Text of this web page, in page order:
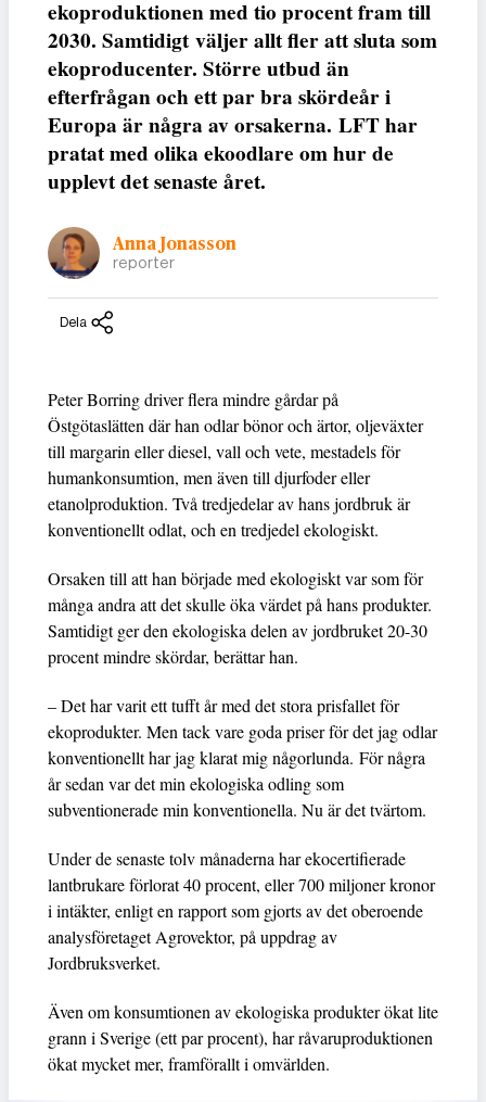
ekoproduktionen med tio procent fram till
2030. Samtidigt väljer allt fler att sluta som
ekoproducenter. Större utbud än
efterfrågan och ett par bra skördeår i
Europa är några av orsakerna. LFT har
pratat med olika ekoodlare om hur de
upplevt det senaste året.
Anna Jonasson
reporter
Dela
Peter Borring driver flera mindre gårdar på
Östgötaslätten där han odlar bönor och ärtor, oljeväxter
till margarin eller diesel, vall och vete, mestadels för
humankonsumtion, men även till djurfoder eller
etanolproduktion. Två tredjedelar av hans jordbruk är
konventionellt odlat, och en tredjedel ekologiskt.
Orsaken till att han började med ekologiskt var som för
många andra att det skulle öka värdet på hans produkter.
Samtidigt ger den ekologiska delen av jordbruket 20-30
procent mindre skördar, berättar han.
– Det har varit ett tufft år med det stora prisfallet för
ekoprodukter. Men tack vare goda priser för det jag odlar
konventionellt har jag klarat mig någorlunda. För några
år sedan var det min ekologiska odling som
subventionerade min konventionella. Nu är det tvärtom.
Under de senaste tolv månaderna har ekocertifierade
lantbrukare förlorat 40 procent, eller 700 miljoner kronor
i intäkter, enligt en rapport som gjorts av det oberoende
analysföretaget Agrovektor, på uppdrag av
Jordbruksverket.
Även om konsumtionen av ekologiska produkter ökat lite
grann i Sverige (ett par procent), har råvaruproduktionen
ökat mycket mer, framförallt i omvärlden.